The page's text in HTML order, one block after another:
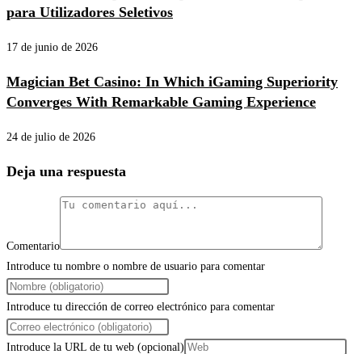
para Utilizadores Seletivos
17 de junio de 2026
Magician Bet Casino: In Which iGaming Superiority
Converges With Remarkable Gaming Experience
24 de julio de 2026
Deja una respuesta
Comentario
Introduce tu nombre o nombre de usuario para comentar
Introduce tu dirección de correo electrónico para comentar
Introduce la URL de tu web (opcional)